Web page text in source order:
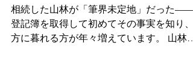
化され、正当な理由なく相続登記を怠ると
万円以下の過料が科される時代となりまし
た。共有名義の山林を放置するリスクは、
相続した山林が「筆界未定地」だった——
登記簿を取得して初めてその事実を知り、
方に暮れる方が年々増えています。 山林の